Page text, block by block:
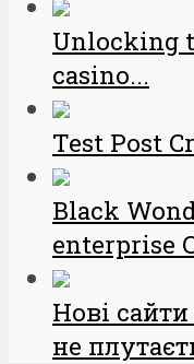
Unlocking
casino...
Test Post
Black
enterprise
Нові
не